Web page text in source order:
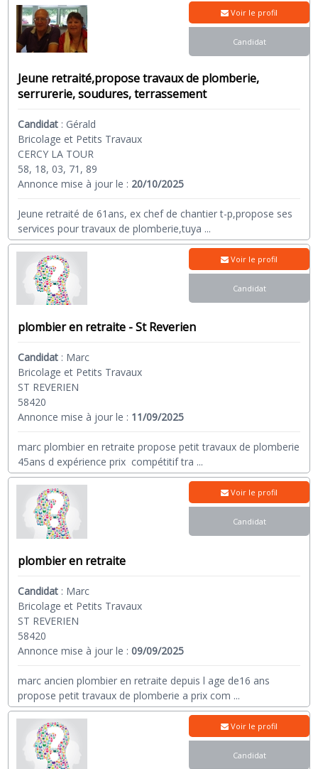
Jeune retraité,propose travaux de plomberie,
serrurerie, soudures, terrassement
Candidat : Gérald
Bricolage et Petits Travaux
CERCY LA TOUR
58, 18, 03, 71, 89
Annonce mise à jour le : 20/10/2025
Jeune retraité de 61ans, ex chef de chantier t-p,propose ses
services pour travaux de plomberie,tuya ...
Voir le profil
Candidat
plombier en retraite - St Reverien
Candidat : Marc
Bricolage et Petits Travaux
ST REVERIEN
58420
Annonce mise à jour le : 11/09/2025
marc plombier en retraite propose petit travaux de plomberie
45ans d expérience prix compétitif tra ...
Voir le profil
Candidat
plombier en retraite
Candidat : Marc
Bricolage et Petits Travaux
ST REVERIEN
58420
Annonce mise à jour le :09/09/2025
marc ancien plombier en retraite depuis l age de16 ans
propose petit travaux de plomberie a prix com ...
Voir le profil
Candidat
Voir le profil
Candidat